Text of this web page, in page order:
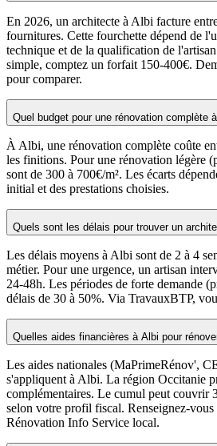
En 2026, un architecte à Albi facture
fournitures. Cette fourchette dépend de
technique et de la qualification de
simple, comptez un forfait 150-400€.
pour comparer.
Quel budget pour une rénovation complète
À Albi, une rénovation complète coûte
les finitions. Pour une rénovation légère
sont de 300 à 700€/m². Les écarts
initial et des prestations choisies.
Quels sont les délais pour trouver un
Les délais moyens à Albi sont de 2 à 4
métier. Pour une urgence, un artisan
24-48h. Les périodes de forte demande
délais de 30 à 50%. Via TravauxBTP,
Quelles aides financières à Albi pour
Les aides nationales (MaPrimeRénov',
s'appliquent à Albi. La région Occitanie
complémentaires. Le cumul peut couvrir
selon votre profil fiscal. Renseignez-vous
Rénovation Info Service local.